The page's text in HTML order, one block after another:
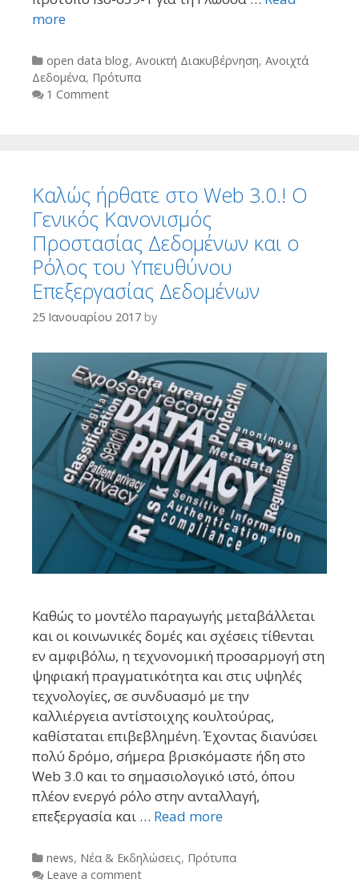
more
Categories
open data blog, Ανοικτή Διακυβέρνηση, Ανοιχτά
Δεδομένα, Πρότυπα
1 Comment
Καλώς ήρθατε στο Web 3.0.! Ο
Γενικός Κανονισμός
Προστασίας Δεδομένων και ο
Ρόλος του Υπευθύνου
Επεξεργασίας Δεδομένων
25 Ιανουαρίου 2017 by
Καθώς το μοντέλο παραγωγής μεταβάλλεται
και οι κοινωνικές δομές και σχέσεις τίθενται
εν αμφιβόλω, η τεχνονομική προσαρμογή στη
ψηφιακή πραγματικότητα και στις υψηλές
τεχνολογίες, σε συνδυασμό με την
καλλιέργεια αντίστοιχης κουλτούρας,
καθίσταται επιβεβλημένη. Έχοντας διανύσει
πολύ δρόμο, σήμερα βρισκόμαστε ήδη στο
Web 3.0 και το σημασιολογικό ιστό, όπου
πλέον ενεργό ρόλο στην ανταλλαγή,
επεξεργασία και … Read more
Categories
news, Νέα & Εκδηλώσεις, Πρότυπα
Leave a comment